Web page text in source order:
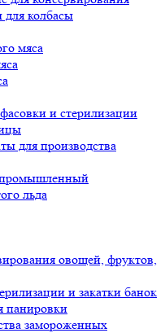
для колбасы
мяса
и стерилизации
для производства
промышленный
льда
овощей, фруктов,
и закатки банок
панировки
замороженных